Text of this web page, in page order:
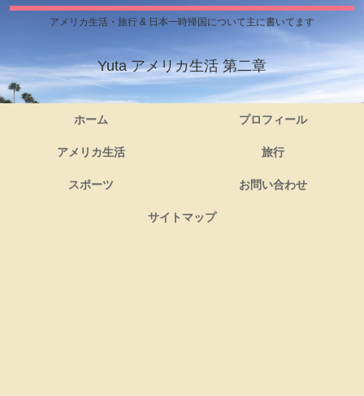
アメリカ生活・旅行 & 日本一時帰国について主に書いてます
Yuta アメリカ生活 第二章
ホーム プロフィール
アメリカ生活 旅行
スポーツ お問い合わせ
サイトマップ